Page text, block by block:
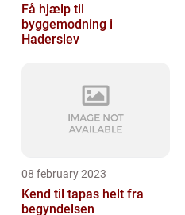
Få hjælp til
byggemodning i
Haderslev
08 february 2023
Kend til tapas helt fra
begyndelsen